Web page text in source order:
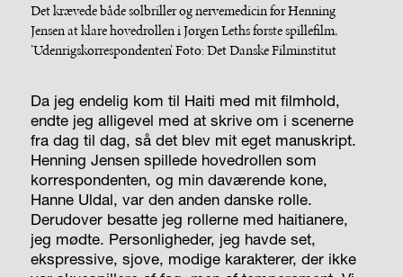
Det krævede både solbriller og nervemedicin for Henning
Jensen at klare hovedrollen i Jørgen Leths første spillefilm,
’Udenrigskorrespondenten’. Foto: Det Danske Filminstitut
Da jeg endelig kom til Haiti med mit filmhold,
endte jeg alligevel med at skrive om i scenerne
fra dag til dag, så det blev mit eget manuskript.
Henning Jensen spillede hovedrollen som
korrespondenten, og min daværende kone,
Hanne Uldal, var den anden danske rolle.
Derudover besatte jeg rollerne med haitianere,
jeg mødte. Personligheder, jeg havde set,
ekspressive, sjove, modige karakterer, der ikke